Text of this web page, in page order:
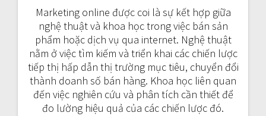
Marketing online được coi là sự kết hợp giữa
nghệ thuật và khoa học trong việc bán sản
phẩm hoặc dịch vụ qua internet. Nghệ thuật
nằm ở việc tìm kiếm và triển khai các chiến lược
tiếp thị hấp dẫn thị trường mục tiêu, chuyển đổi
thành doanh số bán hàng. Khoa học liên quan
đến việc nghiên cứu và phân tích cần thiết để
đo lường hiệu quả của các chiến lược đó.